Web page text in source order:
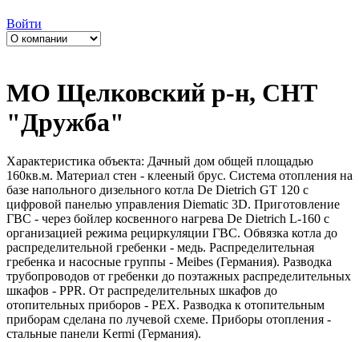
Войти
МО Щелковский р-н, СНТ
"Дружба"
Характеристика объекта: Дачный дом общей площадью
160кв.м. Материал стен - клееный брус. Система отопления на
базе напольного дизельного котла De Dietrich GT 120 с
цифровой панелью управления Diematic 3D. Приготовление
ГВС - через бойлер косвенного нагрева De Dietrich L-160 с
организацией режима рециркуляции ГВС. Обвязка котла до
распределительной гребенки - медь. Распределительная
гребенка и насосные группы - Meibes (Германия). Разводка
трубопроводов от гребенки до поэтажных распределительных
шкафов - PPR. От распределительных шкафов до
отопительных приборов - PEX. Разводка к отопительным
приборам сделана по лучевой схеме. Приборы отопления -
стальные панели Kermi (Германия).